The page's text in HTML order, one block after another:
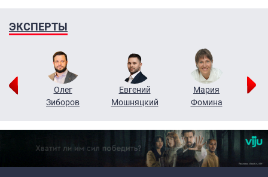
ЭКСПЕРТЫ
Олег
Зиборов
Евгений
Мошняцкий
Мария
Фомина